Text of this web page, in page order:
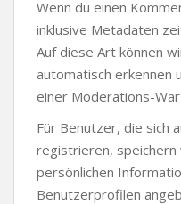
Wenn du einen
inklusive Metadaten
Auf diese Art können
automatisch erkennen
einer Moderations-
Für Benutzer, die sich
registrieren, speichern
persönlichen
Benutzerprofilen